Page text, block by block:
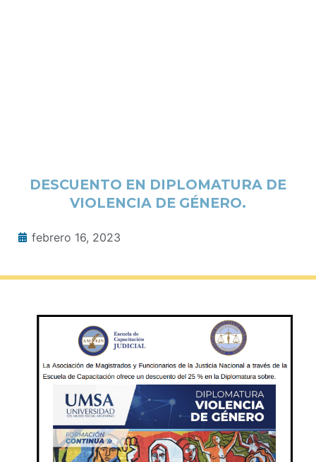
DESCUENTO EN DIPLOMATURA DE
VIOLENCIA DE GÉNERO.
febrero 16, 2023